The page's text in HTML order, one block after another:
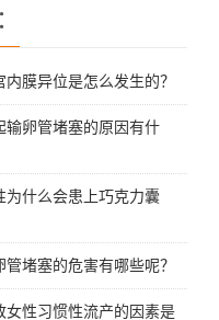
膜异位是怎么发生的？
输卵管堵塞的原因有什
为什么会患上巧克力囊
堵塞的危害有哪些呢？
女性习惯性流产的因素是